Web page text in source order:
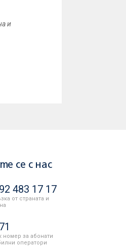
и
се с нас
483 17 17
от страната и
номер за абонати
оператори